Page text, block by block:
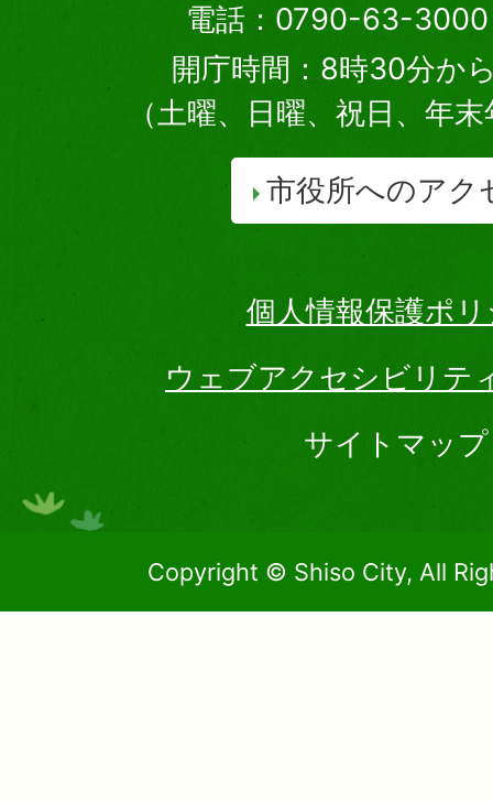
電話：0790-63-3000
開庁時間：8時30分か
（土曜、日曜、祝日、年
市役所へのアク
個人情報保護ポ
ウェブアクセシビリテ
サイトマップ
Copyright © Shiso City, All